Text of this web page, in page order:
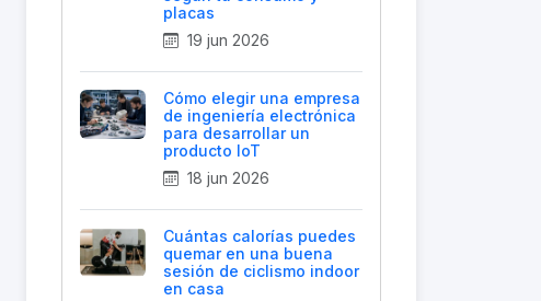
placas
19 jun 2026
Cómo elegir una empresa
de ingeniería electrónica
para desarrollar un
producto IoT
18 jun 2026
Cuántas calorías puedes
quemar en una buena
sesión de ciclismo indoor
en casa